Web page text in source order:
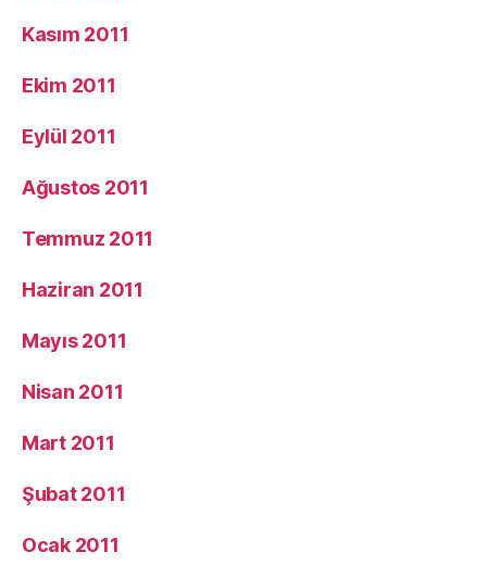
Kasım 2011
Ekim 2011
Eylül 2011
Ağustos 2011
Temmuz 2011
Haziran 2011
Mayıs 2011
Nisan 2011
Mart 2011
Şubat 2011
Ocak 2011